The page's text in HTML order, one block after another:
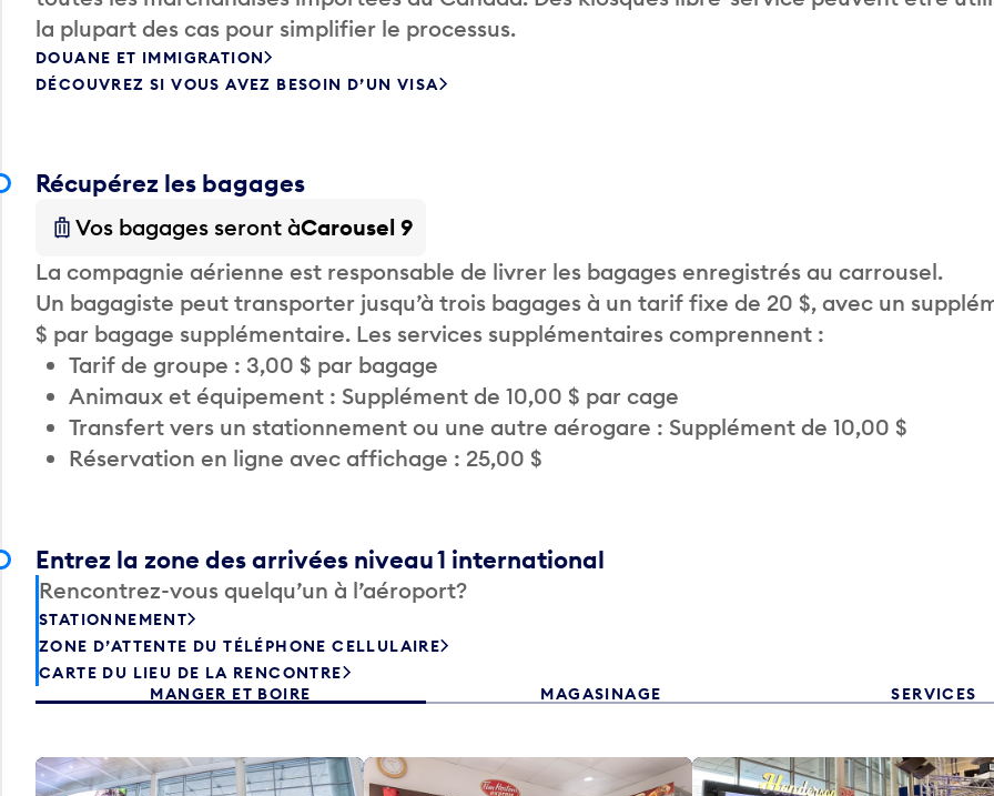
la plupart des cas pour simplifier le processus.
DOUANE ET IMMIGRATION
DÉCOUVREZ SI VOUS AVEZ BESOIN D’UN VISA
Récupérez les bagages
Vos bagages seront àCarousel 9
La compagnie aérienne est responsable de livrer les bagages enregistrés au carrousel.
Un bagagiste peut transporter jusqu’à trois bagages à un tarif fixe de 20 $, avec un
$ par bagage supplémentaire. Les services supplémentaires comprennent :
Tarif de groupe : 3,00 $ par bagage
Animaux et équipement : Supplément de 10,00 $ par cage
Transfert vers un stationnement ou une autre aérogare : Supplément de 10,00 $
Réservation en ligne avec affichage : 25,00 $
Entrez la zone des arrivées niveau 1 international
Rencontrez-vous quelqu’un à l’aéroport?
STATIONNEMENT
ZONE D’ATTENTE DU TÉLÉPHONE CELLULAIRE
CARTE DU LIEU DE LA RENCONTRE
MANGER ET BOIRE
MAGASINAGE SERVICES